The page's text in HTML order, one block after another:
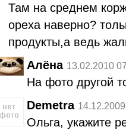
Там на среднем
ореха наверно?
продукты,а ведь
Алёна 13.02.2010
На фото другой
Demetra
Ольга, укажите